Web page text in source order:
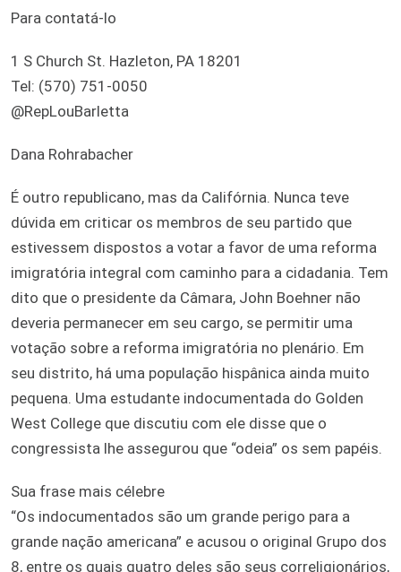
Para contatá-lo
1 S Church St. Hazleton, PA 18201
Tel: (570) 751-0050
@RepLouBarletta
Dana Rohrabacher
É outro republicano, mas da Califórnia. Nunca teve
dúvida em criticar os membros de seu partido que
estivessem dispostos a votar a favor de uma reforma
imigratória integral com caminho para a cidadania. Tem
dito que o presidente da Câmara, John Boehner não
deveria permanecer em seu cargo, se permitir uma
votação sobre a reforma imigratória no plenário. Em
seu distrito, há uma população hispânica ainda muito
pequena. Uma estudante indocumentada do Golden
West College que discutiu com ele disse que o
congressista lhe assegurou que “odeia” os sem papéis.
Sua frase mais célebre
“Os indocumentados são um grande perigo para a
grande nação americana” e acusou o original Grupo dos
8, entre os quais quatro deles são seus correligionários,